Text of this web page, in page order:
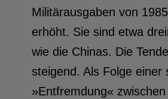
Militärausgaben von
erhöht. Sie sind etwa
wie die Chinas. Die
steigend. Als Folge einer
»Entfremdung«